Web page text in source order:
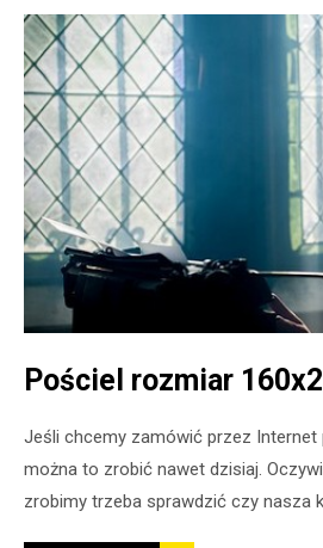
Pościel rozmiar
Jeśli chcemy zamówić przez Internet
można to zrobić nawet dzisiaj.
zrobimy trzeba sprawdzić czy nasza